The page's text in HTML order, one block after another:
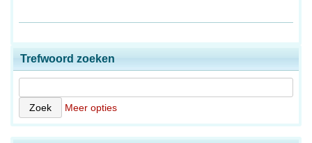
Trefwoord zoeken
Meer opties